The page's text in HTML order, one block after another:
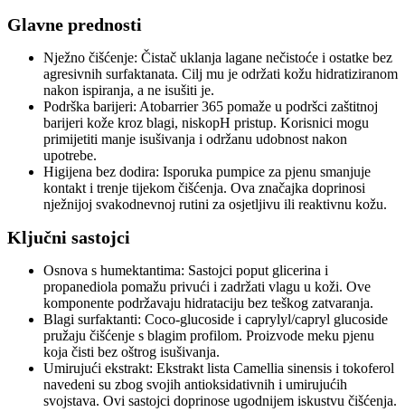
Glavne prednosti
Nježno čišćenje: Čistač uklanja lagane nečistoće i ostatke bez
agresivnih surfaktanata. Cilj mu je održati kožu hidratiziranom
nakon ispiranja, a ne isušiti je.
Podrška barijeri: Atobarrier 365 pomaže u podršci zaštitnoj
barijeri kože kroz blagi, niskopH pristup. Korisnici mogu
primijetiti manje isušivanja i održanu udobnost nakon
upotrebe.
Higijena bez dodira: Isporuka pumpice za pjenu smanjuje
kontakt i trenje tijekom čišćenja. Ova značajka doprinosi
nježnijoj svakodnevnoj rutini za osjetljivu ili reaktivnu kožu.
Ključni sastojci
Osnova s humektantima: Sastojci poput glicerina i
propanediola pomažu privući i zadržati vlagu u koži. Ove
komponente podržavaju hidrataciju bez teškog zatvaranja.
Blagi surfaktanti: Coco-glucoside i caprylyl/capryl glucoside
pružaju čišćenje s blagim profilom. Proizvode meku pjenu
koja čisti bez oštrog isušivanja.
Umirujući ekstrakt: Ekstrakt lista Camellia sinensis i tokoferol
navedeni su zbog svojih antioksidativnih i umirujućih
svojstava. Ovi sastojci doprinose ugodnijem iskustvu čišćenja.